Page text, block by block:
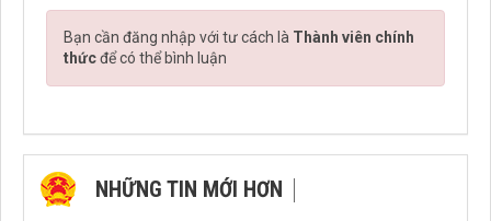
Bạn cần đăng nhập với tư cách là Thành viên chính
thứcđể có thể bình luận
NHỮNG TIN MỚI HƠN